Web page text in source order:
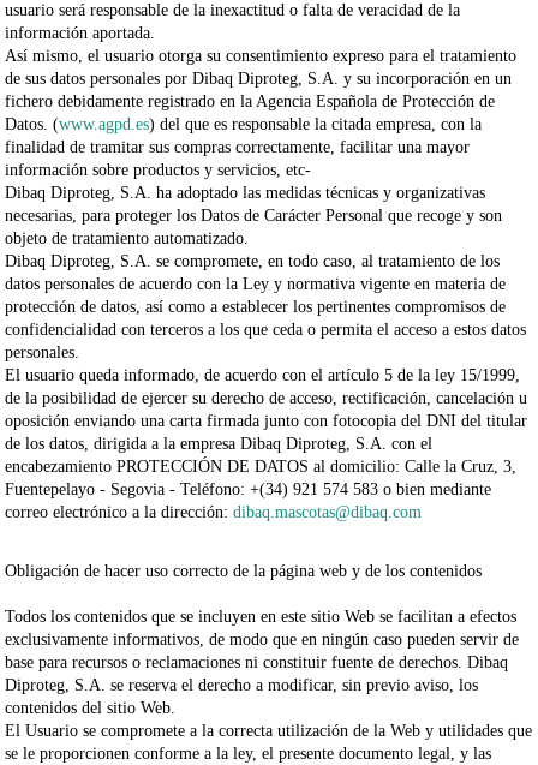
usuario será responsable de la inexactitud o falta de veracidad de la
información aportada.
Así mismo, el usuario otorga su consentimiento expreso para el tratamiento
de sus datos personales porDibaq Diproteg, S.A.y su incorporación en un
fichero debidamente registrado en la Agencia Española de Protección de
Datos. (www.agpd.es) del que es responsable la citada empresa, con la
finalidad de tramitar sus compras correctamente, facilitar una mayor
información sobre productos y servicios, etc-
Dibaq Diproteg, S.A.ha adoptado las medidas técnicas y organizativas
necesarias, para proteger los Datos de Carácter Personal que recoge y son
objeto de tratamiento automatizado.
Dibaq Diproteg, S.A.se compromete, en todo caso, al tratamiento de los
datos personales de acuerdo con la Ley y normativa vigente en materia de
protección de datos, así como a establecer los pertinentes compromisos de
confidencialidad con terceros a los que ceda o permita el acceso a estos datos
personales.
El usuario queda informado, de acuerdo con el artículo 5 de la ley 15/1999,
de la posibilidad de ejercer su derecho de acceso, rectificación, cancelación u
oposición enviando una carta firmada junto con fotocopia del DNI del titular
de los datos, dirigida a la empresaDibaq Diproteg, S.A.con el
encabezamiento PROTECCIÓN DE DATOS al domicilio: Callela Cruz, 3,
Fuentepelayo - Segovia -Teléfono:+(34) 921 574 583 o bien mediante
correo electrónico a la dirección:dibaq.mascotas@dibaq.com
Obligación de hacer uso correcto de la página web y de los contenidos
Todos los contenidos que se incluyen en este sitio Web se facilitan a efectos
exclusivamente informativos, de modo que en ningún caso pueden servir de
base para recursos o reclamaciones ni constituir fuente de derechos.Dibaq
Diproteg, S.A.se reserva el derecho a modificar, sin previo aviso, los
contenidos del sitio Web.
El Usuario se compromete a lacorrecta utilización de la Weby utilidades que
se le proporcionen conforme a la ley, el presente documento legal, y las